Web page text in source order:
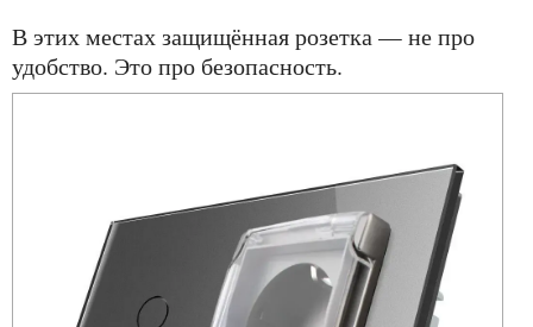
В этих местах защищённая розетка — не про
удобство. Это про безопасность.